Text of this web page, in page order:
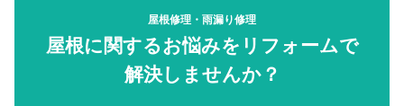
屋根修理・雨漏り修理
屋根に関するお悩みをリフォームで
解決しませんか？